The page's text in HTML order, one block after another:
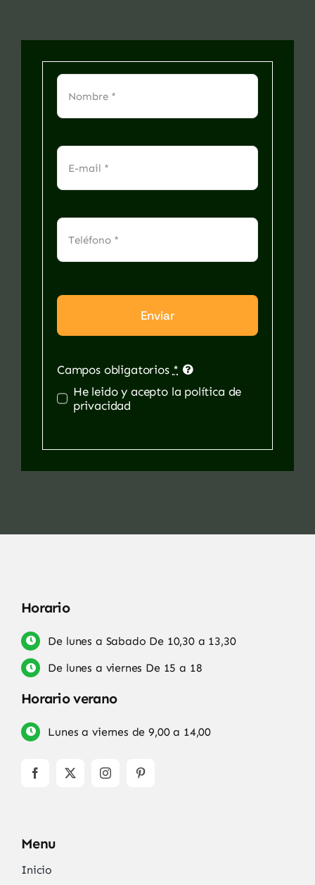
Enviar
Campos obligatorios *
He leido y acepto la política de
privacidad
Horario
De lunes a Sabado De 10,30 a 13,30
De lunes a viernes De 15 a 18
Horario verano
Lunes a viernes de 9,00 a 14,00
Menu
Inicio